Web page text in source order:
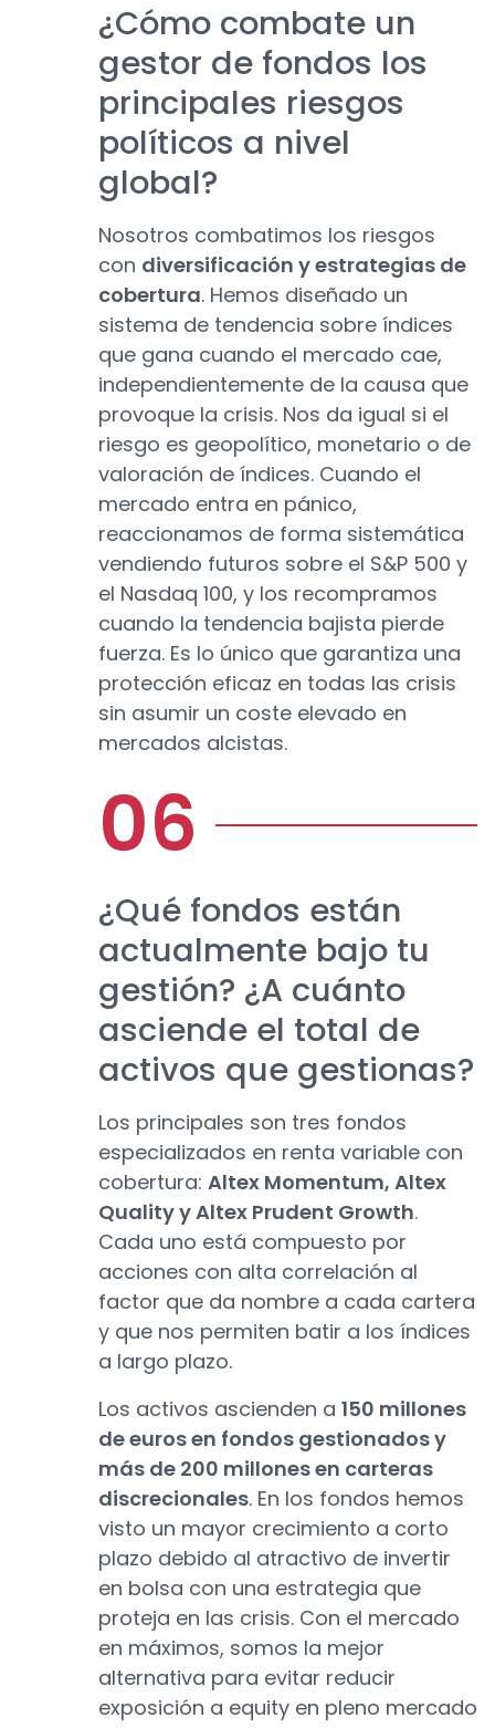
¿Cómo combate un
gestor de fondos los
principales riesgos
políticos a nivel
global?
Nosotros combatimos los riesgos
con diversificación y estrategias de
cobertura. Hemos diseñado un
sistema de tendencia sobre índices
que gana cuando el mercado cae,
independientemente de la causa que
provoque la crisis. Nos da igual si el
riesgo es geopolítico, monetario o de
valoración de índices. Cuando el
mercado entra en pánico,
reaccionamos de forma sistemática
vendiendo futuros sobre el S&P 500 y
el Nasdaq 100, y los recompramos
cuando la tendencia bajista pierde
fuerza. Es lo único que garantiza una
protección eficaz en todas las crisis
sin asumir un coste elevado en
mercados alcistas.
¿Qué fondos están
actualmente bajo tu
gestión? ¿A cuánto
asciende el total de
activos que gestionas?
Los principales son tres fondos
especializados en renta variable con
cobertura: Altex Momentum, Altex
Quality y Altex Prudent Growth.
Cada uno está compuesto por
acciones con alta correlación al
factor que da nombre a cada cartera
y que nos permiten batir a los índices
a largo plazo.
Los activos ascienden a 150 millones
de euros en fondos gestionados y
más de 200 millones en carteras
discrecionales. En los fondos hemos
visto un mayor crecimiento a corto
plazo debido al atractivo de invertir
en bolsa con una estrategia que
proteja en las crisis. Con el mercado
en máximos, somos la mejor
alternativa para evitar reducir
exposición a equity en pleno mercado